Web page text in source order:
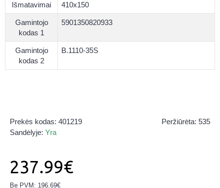
Išmatavimai 410x150
Gamintojo
kodas 1
5901350820933
Gamintojo
kodas 2
B.1110-35S
Peržiūrėta: 535
Prekės kodas: 401219
Sandėlyje: Yra
237.99€
Be PVM: 196.69€